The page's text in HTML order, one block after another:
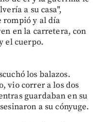
a su casa",
rompió y al día
en la carretera, con
el cuerpo.
los balazos.
vio correr a los dos
guardaban en su
a su cónyuge.